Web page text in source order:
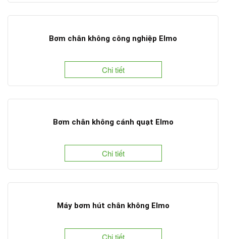
Bơm chân không công nghiệp Elmo
Chi tiết
Bơm chân không cánh quạt Elmo
Chi tiết
Máy bơm hút chân không Elmo
Chi tiết